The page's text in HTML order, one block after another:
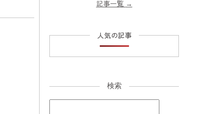
記事一覧 →
人気の記事
検索